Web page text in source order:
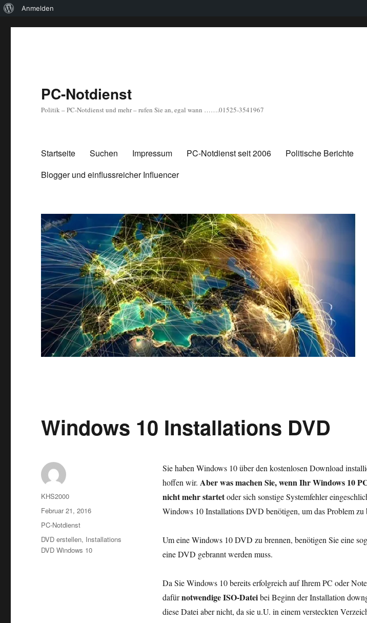
Über
Anmelden
PC-Notdienst
Politik – PC-Notdienst und mehr – rufen Sie an, egal wann …….01525-3541967
Startseite Suchen Impressum PC-Notdienst seit 2006 Politische Berichte
Blogger und einflussreicher Influencer
Windows 10 Installations DVD
Sie haben Windows 10 über den kostenlosen Download
hoffen wir. Aber was machen Sie, wenn Ihr Windows 10
nicht mehr startetoder sich sonstige Systemfehler
Windows 10 Installations DVD benötigen, um das Problem zu
Um eine Windows 10 DVD zu brennen, benötigen Sie eine
eine DVD gebrannt werden muss.
Da Sie Windows 10 bereits erfolgreich auf Ihrem PC oder
dafürnotwendige ISO-Dateibei Beginn der Installation
diese Datei aber nicht, da sie u.U. in einem versteckten
Autor
KHS2000
Veröffentlicht
am
Februar 21, 2016
Kategorien
PC-Notdienst
Schlagwörter
DVD erstellen, Installations
DVD Windows 10